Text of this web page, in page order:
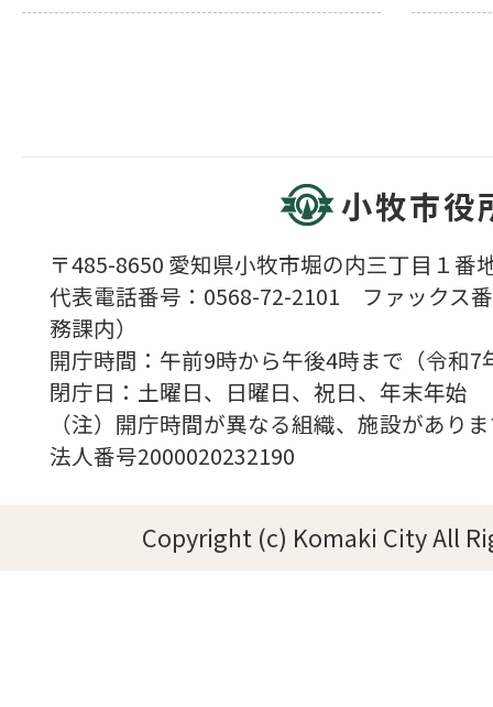
小牧市役
〒485-8650 愛知県小牧市堀の内三丁目１番
代表電話番号：0568-72-2101 ファックス
務課内）
開庁時間：午前9時から午後4時まで（令
閉庁日：土曜日、日曜日、祝日、年末年始
（注）開庁時間が異なる組織、施設があり
法人番号2000020232190
Copyright (c) Komaki City All